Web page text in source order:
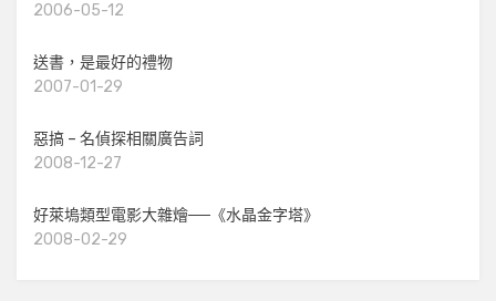
2006-05-12
送書，是最好的禮物
2007-01-29
惡搞 – 名偵探相關廣告詞
2008-12-27
好萊塢類型電影大雜燴──《水晶金字塔》
2008-02-29